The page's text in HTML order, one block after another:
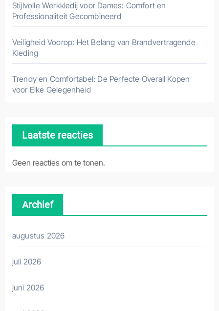
Stijlvolle Werkkledij voor Dames: Comfort en
Professionaliteit Gecombineerd
Veiligheid Voorop: Het Belang van Brandvertragende
Kleding
Trendy en Comfortabel: De Perfecte Overall Kopen
voor Elke Gelegenheid
Laatste reacties
Geen reacties om te tonen.
Archief
augustus 2026
juli 2026
juni 2026